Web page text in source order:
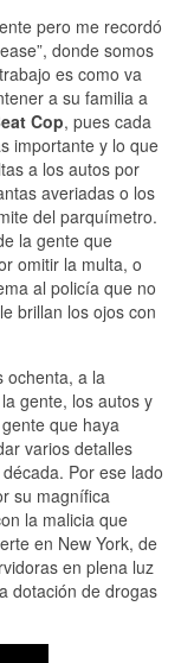
pero me recordó
donde somos
es como va
a su familia a
Cop, pues cada
importante y lo que
a los autos por
averiadas o los
del parquímetro.
la gente que
omitir la multa, o
al policía que no
brillan los ojos con
ochenta, a la
gente, los autos y
que haya
varios detalles
Por ese lado
su magnífica
la malicia que
en New York, de
en plena luz
dotación de drogas